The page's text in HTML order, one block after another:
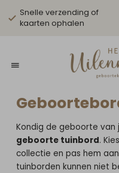
Snelle verzending of
kaarten ophalen
Kondig de geboorte
geboorte tuinbord.
collectie en pas hem
tuinborden kunnen niet